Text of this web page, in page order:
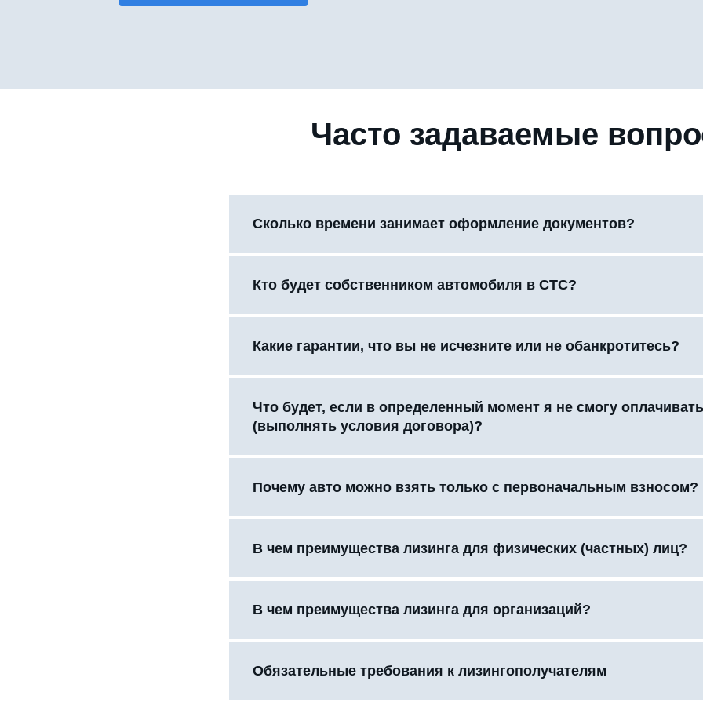
Часто задаваемые
Сколько времени занимает оформление документов?
Кто будет собственником автомобиля в СТС?
Какие гарантии, что вы не исчезните или не обанкротитесь?
Что будет, если в определенный момент я не смогу
(выполнять условия договора)?
Почему авто можно взять только с первоначальным взносом?
В чем преимущества лизинга для физических (частных) лиц?
В чем преимущества лизинга для организаций?
Обязательные требования к лизингополучателям